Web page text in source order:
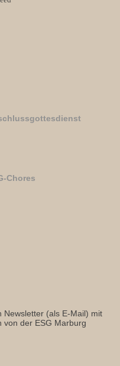
Chores
Newsletter (als E-Mail) mit
von der ESG Marburg